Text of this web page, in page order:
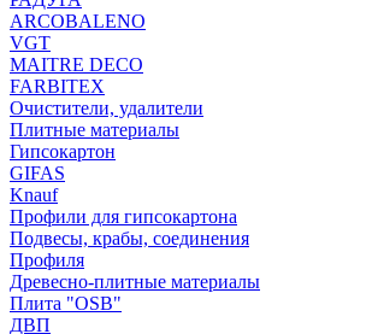
ARCOBALENO
VGT
MAITRE DECO
FARBITEX
Очистители, удалители
Плитные материалы
Гипсокартон
GIFAS
Knauf
Профили для гипсокартона
Подвесы, крабы, соединения
Профиля
Древесно-плитные материалы
Плита "OSB"
ДВП